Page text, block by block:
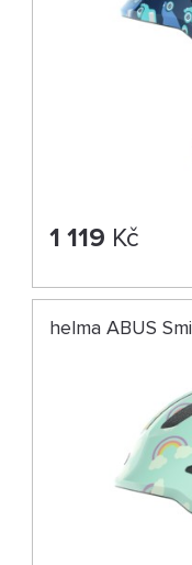
1 119 Kč
helma ABUS